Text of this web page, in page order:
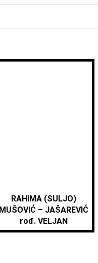
RAHIMA (SULJO)
MUŠOVIĆ – JAŠAREVIĆ
rođ. VELJAN